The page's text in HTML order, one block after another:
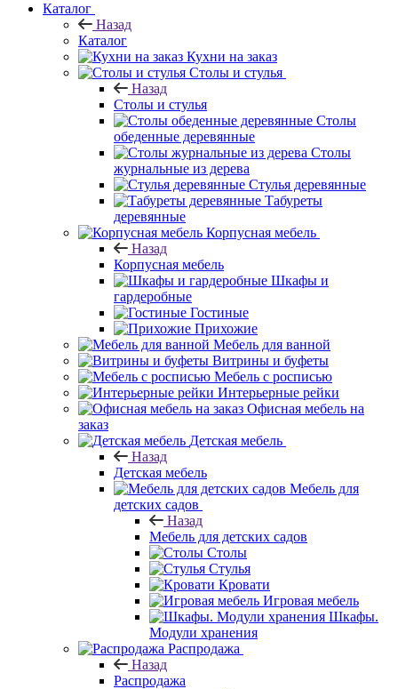
Каталог
Назад
Каталог
Кухни на заказ
Столы и стулья
Назад
Столы и стулья
Столы
обеденные деревянные
Столы
журнальные из дерева
Стулья деревянные
Табуреты
деревянные
Корпусная мебель
Назад
Корпусная мебель
Шкафы и
гардеробные
Гостиные
Прихожие
Мебель для ванной
Витрины и буфеты
Мебель с росписью
Интерьерные рейки
Офисная мебель на
заказ
Детская мебель
Назад
Детская мебель
Мебель для
детских садов
Назад
Мебель для детских садов
Столы
Стулья
Кровати
Игровая мебель
Шкафы.
Модули хранения
Распродажа
Назад
Распродажа